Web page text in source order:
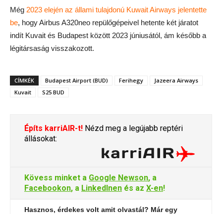
Még 2023 elején az állami tulajdonú Kuwait Airways jelentette
be, hogy Airbus A320neo repülőgépeivel hetente két járatot
indít Kuvait és Budapest között 2023 júniusától, ám később a
légitársaság visszakozott.
CÍMKÉK Budapest Airport (BUD) Ferihegy
Jazeera Airways
Kuvait
S25 BUD
Építs karriAIR-t! Nézd meg a legújabb reptéri
állásokat:
Kövess minket a Google Newson, a
Facebookon, a LinkedInen és az X-en!
Hasznos, érdekes volt amit olvastál? Már egy